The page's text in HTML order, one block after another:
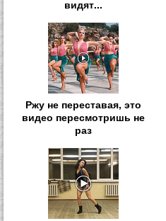
видят...
Ржу не переставая, это
видео пересмотришь не
раз